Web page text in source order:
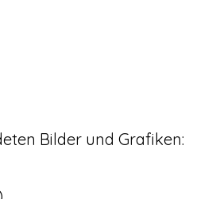
Bilder und Grafiken: